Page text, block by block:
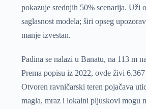
pokazuje srednjih 50% scenarija. Uži
saglasnost modela; širi opseg
manje izvestan.
Padina se nalazi u Banatu, na 113 m
Prema popisu iz 2022, ovde živi
Otvoren ravničarski teren pojačava
magla, mraz i lokalni pljuskovi mogu